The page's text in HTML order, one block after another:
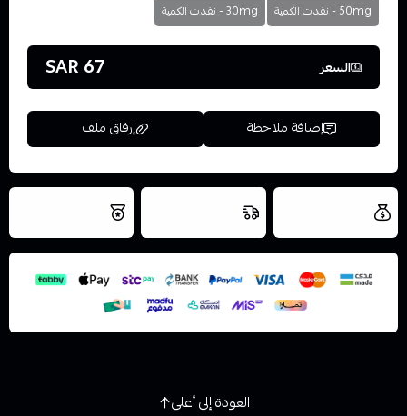
50mg - نفدت الكمية 30mg - نفدت الكمية
السعر 67 SAR
إضافة ملاحظة إرفاق ملف
اسحب و افلت الملف هنا
استعراض
نتميز بلجودة
العودة إلى أعلى